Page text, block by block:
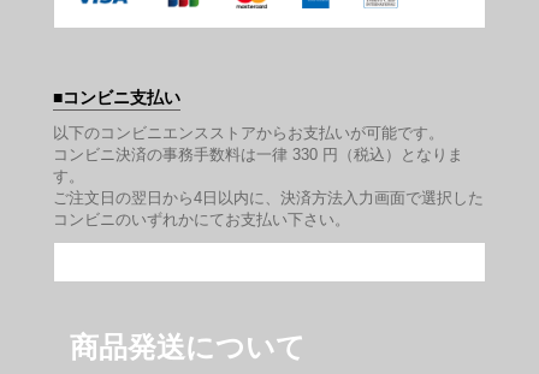
コンビニ支払い
以下のコンビニエンスストアからお支払いが可能です。
コンビニ決済の事務手数料は一律 330 円（税込）となりま
す。
ご注文日の翌日から4日以内に、決済方法入力画面で選択した
コンビニのいずれかにてお支払い下さい。
商品発送について